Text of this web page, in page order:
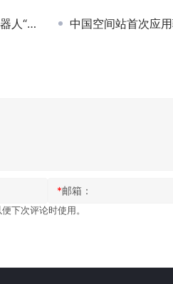
羊行为 中国空间站首次应用验证大
*邮箱：
下次评论时使用。